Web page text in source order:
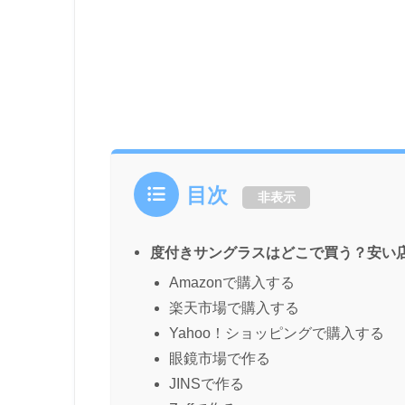
目次 非表示
度付きサングラスはどこで買う？安い
Amazonで購入する
楽天市場で購入する
Yahoo！ショッピングで購入する
眼鏡市場で作る
JINSで作る